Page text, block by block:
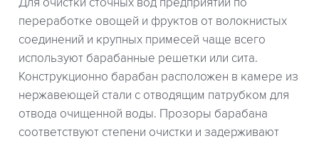
переработке овощей и фруктов от волокнистых
соединений и крупных примесей чаще всего
используют барабанные решетки или сита.
Конструкционно барабан расположен в камере из
нержавеющей стали с отводящим патрубком для
отвода очищенной воды. Прозоры барабана
соответствуют степени очистки и задерживают